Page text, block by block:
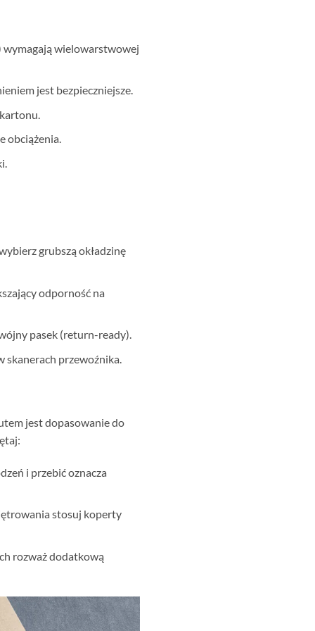
wymagają wielowarstwowej
jest bezpieczniejsze.
obciążenia.
grubszą okładzinę
odporność na
pasek (return-ready).
skanerach przewoźnika.
jest dopasowanie do
i przebić oznacza
stosuj koperty
rozważ dodatkową